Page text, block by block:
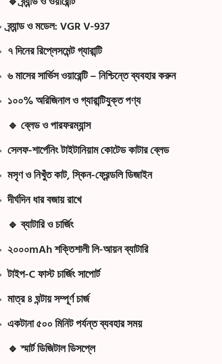
ব্র্যান্ড ও মডেল:VGR V-937
৭ দিনের রিপ্লেসমেন্ট গ্যারান্টি
৬ মাসের সার্ভিস ওয়ারেন্টি– নিশ্চিন্তে ব্যবহার করুন
১০০% অরিজিনাল ও গ্যারান্টিযুক্ত পণ্য
🔹 ব্লেড ও পারফরম্যান্স
সেলফ-শার্পেনিং টাইটানিয়াম কোটেড কাটার ব্লেড
মসৃণ ও নিখুঁত কাট, স্কিন-ফ্রেন্ডলি ডিজাইন
দীর্ঘদিন ধার বজায় রাখে
🔹 ব্যাটারি ও চার্জিং
২০০০mAh শক্তিশালী লি-আয়ন ব্যাটারি
টাইপ-C ফাস্ট চার্জিং সাপোর্ট
মাত্র৪ ঘন্টায় সম্পূর্ণ চার্জ
একটানা৫০০ মিনিট পর্যন্ত ব্যবহার সময়
🔹 স্মার্ট ডিজিটাল ডিসপ্লে